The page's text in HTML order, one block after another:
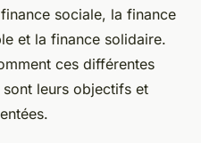
sociale, la finance
et la finance solidaire.
ces différentes
leurs objectifs et